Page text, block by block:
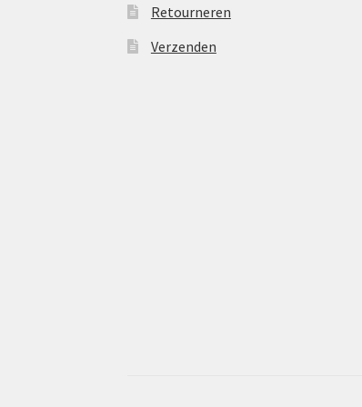
Retourneren
Verzenden